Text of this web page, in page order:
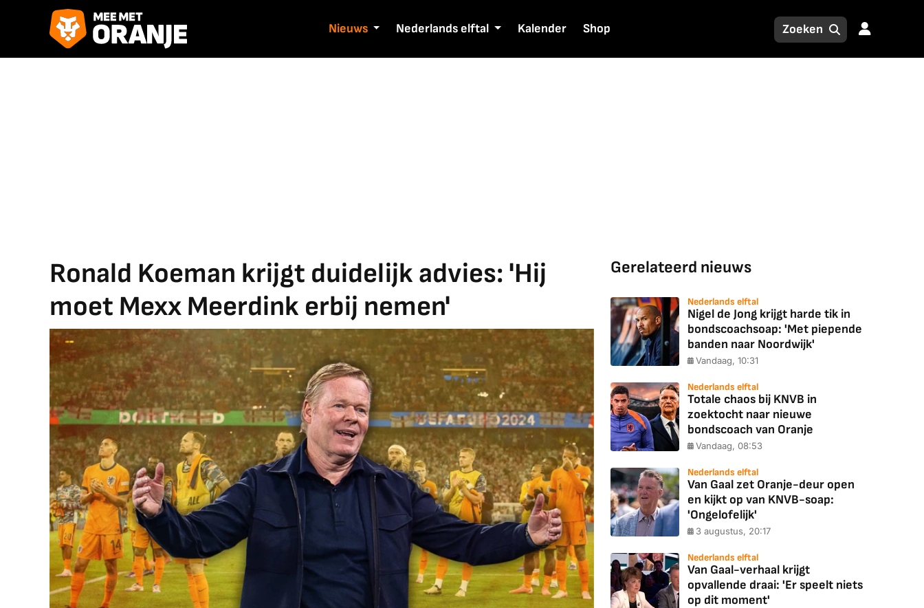
Nieuws Nederlands elftal Kalender Shop
Ronald Koeman krijgt duidelijk advies: 'Hij
moet Mexx Meerdink erbij nemen'
Gerelateerd nieuws
Nederlands elftal
Nigel de Jong krijgt harde tik in
bondscoachsoap: 'Met piepende
banden naar Noordwijk'
Vandaag, 10:31
Nederlands elftal
Totale chaos bij KNVB in
zoektocht naar nieuwe
bondscoach van Oranje
Vandaag, 08:53
Nederlands elftal
Van Gaal zet Oranje-deur open
en kijkt op van KNVB-soap:
'Ongelofelijk'
3 augustus, 20:17
Nederlands elftal
Van Gaal-verhaal krijgt
opvallende draai: 'Er speelt niets
op dit moment'